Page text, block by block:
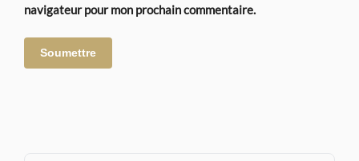
navigateur pour mon prochain commentaire.